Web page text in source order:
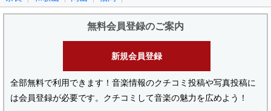
無料会員登録のご案内
新規会員登録
全部無料で利用できます！音楽情報のクチコミ投稿や写真投稿に
は会員登録が必要です。クチコミして音楽の魅力を広めよう！